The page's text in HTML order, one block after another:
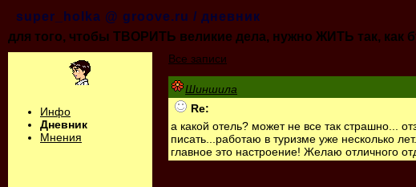
super_holka @ groove.ru / дневник
для того, чтобы ТВОРИТЬ великие дела, нужно ЖИТЬ так, как
Инфо
Дневник
Мнения
Все записи
Шиншила
Re:
а какой отель? может не все так страшно...
писать...работаю в туризме уже несколько
главное это настроение! Желаю отличного